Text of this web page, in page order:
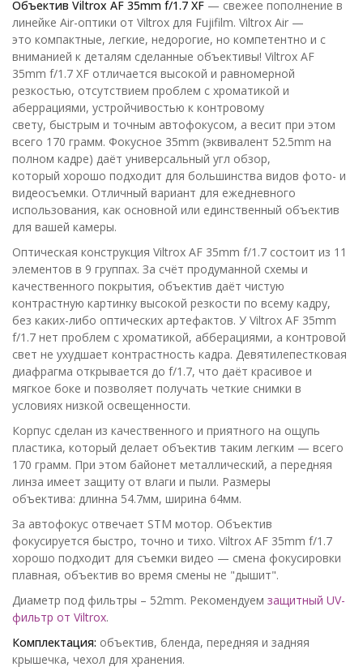
Объектив Viltrox AF 35mm f/1.7 XF — свежее пополнение в
линейке Air-оптики от Viltrox для Fujifilm. Viltrox Air —
это компактные, легкие, недорогие, но компетентно и с
вниманией к деталям сделанные объективы! Viltrox AF
35mm f/1.7 XF отличается высокой и равномерной
резкостью, отсутствием проблем с хроматикой и
аберрациями, устройчивостью к контровому
свету, быстрым и точным автофокусом, а весит при этом
всего 170 грамм. Фокусное 35mm (эквивалент 52.5mm на
полном кадре) даёт универсальный угл обзор,
который хорошо подходит для большинства видов фото- и
видеосъемки. Отличный вариант для ежедневного
использования, как основной или единственный объектив
для вашей камеры.
Оптическая конструкция Viltrox AF 35mm f/1.7 состоит из 11
элементов в 9 группах. За счёт продуманной схемы и
качественного покрытия, объектив даёт чистую
контрастную картинку высокой резкости по всему кадру,
без каких-либо оптических артефактов. У Viltrox AF 35mm
f/1.7 нет проблем с хроматикой, абберациями, а контровой
свет не ухудшает контрастность кадра. Девятилепестковая
диафрагма открывается до f/1.7, что даёт красивое и
мягкое боке и позволяет получать четкие снимки в
условиях низкой освещенности.
Корпус сделан из качественного и приятного на ощупь
пластика, который делает объектив таким легким — всего
170 грамм. При этом байонет металлический, а передняя
линза имеет защиту от влаги и пыли. Размеры
объектива: длинна 54.7мм, ширина 64мм.
За автофокус отвечает STM мотор. Объектив
фокусируется быстро, точно и тихо. Viltrox AF 35mm f/1.7
хорошо подходит для съемки видео — смена фокусировки
плавная, объектив во время смены не "дышит".
Диаметр под фильтры – 52mm. Рекомендуем защитный UV-
фильтр от Viltrox.
Комплектация: объектив, бленда, передняя и задняя
крышечка, чехол для хранения.